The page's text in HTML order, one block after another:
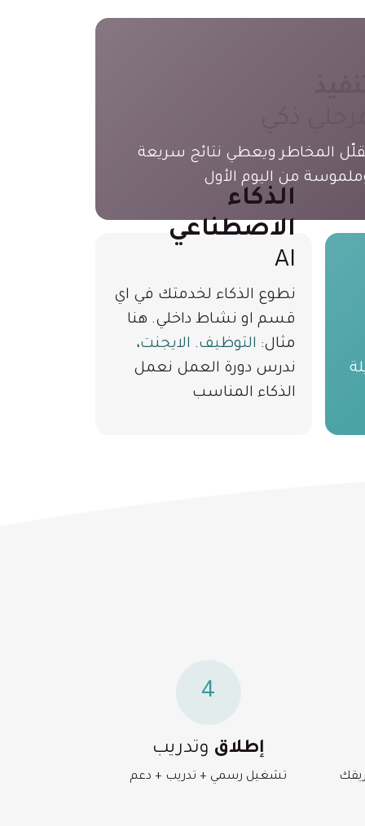
المخاطر ويعطي نتائج سريعة
من اليوم الأول
الذكاء
الاصطناعي
AI
نطوع الذكاء لخدمتك في اي
قسم او نشاط داخلي. هنا
مثال: التوظيف. الايجنت،
ندرس دورة العمل نعمل
الذكاء المناسب
4
إطلاق وتدريب
تشغيل رسمي + تدريب + دعم